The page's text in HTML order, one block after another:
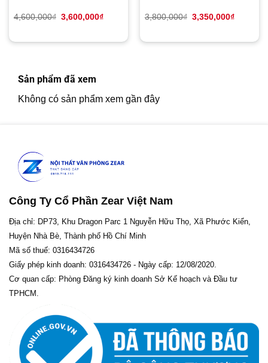
4,600,000₫ Giá
3,600,000₫Giá
3,800,000₫ Giá
3,350,000₫Giá
Sản phẩm đã xem
Không có sản phẩm xem gần đây
Công Ty Cổ Phần Zear Việt Nam
Địa chỉ: DP73, Khu Dragon Parc 1 Nguyễn Hữu Thọ, Xã Phước Kiển,
Huyện Nhà Bè, Thành phố Hồ Chí Minh
Mã số thuế: 0316434726
Giấy phép kinh doanh: 0316434726 - Ngày cấp: 12/08/2020.
Cơ quan cấp: Phòng Đăng ký kinh doanh Sở Kế hoạch và Đầu tư
TPHCM.